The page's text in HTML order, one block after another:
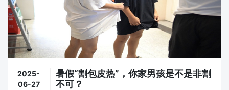
2025-
06-27
暑假“割包皮热”，你家男孩是不是非割
不可？